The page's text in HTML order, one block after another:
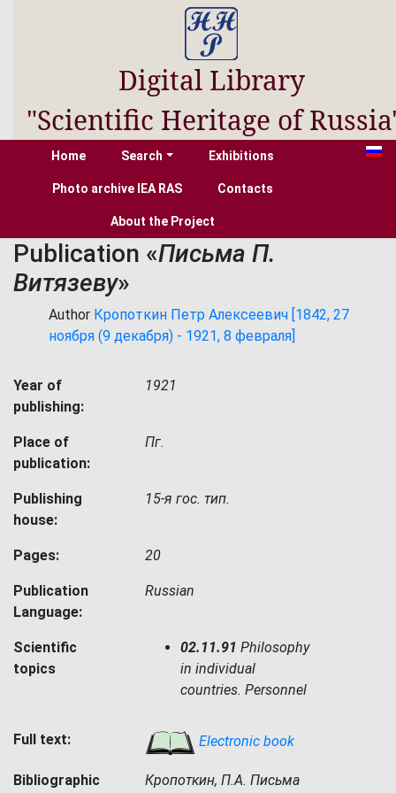
Digital Library
"Scientific Heritage of
Home Search Exhibitions
Photo archive IEA RAS Contacts
About the Project
Publication «Письма П.
Витязеву»
Author Кропоткин Петр Алексеевич [1842, 27
ноября (9 декабря) - 1921, 8 февраля]
Year of
publishing:
1921
Place of
publication:
Пг.
Publishing
house:
15-я гос. тип.
Pages: 20
Publication
Language:
Russian
Scientific
topics
02.11.91 Philosophy
in individual
countries. Personnel
Full text: Electronic book
Bibliographic Кропоткин, П.А. Письма